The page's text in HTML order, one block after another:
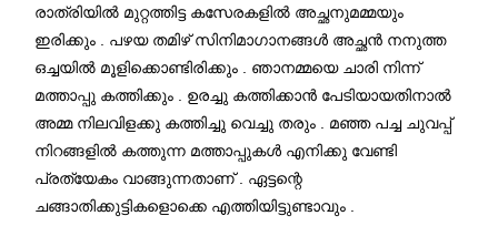
രാത്രിയിൽ മുറ്റത്തിട്ട കസേരകളിൽ അച്ഛനുമമ്മയും
ഇരിക്കും . പഴയ തമിഴ് സിനിമാഗാനങ്ങൾ അച്ഛൻ നനുത്ത
ഒച്ചയിൽ മൂളിക്കൊണ്ടിരിക്കും . ഞാനമ്മയെ ചാരി നിന്ന്
മത്താപ്പു കത്തിക്കും . ഉരച്ചു കത്തിക്കാൻ പേടിയായതിനാൽ
അമ്മ നിലവിളക്കു കത്തിച്ചു വെച്ചു തരും . മഞ്ഞ പച്ച ചുവപ്പ്
നിറങ്ങളിൽ കത്തുന്ന മത്താപ്പുകൾ എനിക്കു വേണ്ടി
പ്രത്യേകം വാങ്ങുന്നതാണ് . ഏട്ടന്റെ
ചങ്ങാതിക്കുട്ടികളൊക്കെ എത്തിയിട്ടുണ്ടാവും .